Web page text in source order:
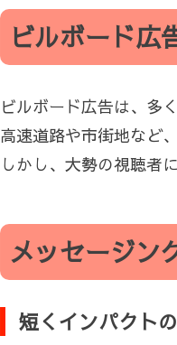
ビルボード広
ビルボード広告は、多
高速道路や市街地など
しかし、大勢の視聴者
メッセージン
短くインパクト